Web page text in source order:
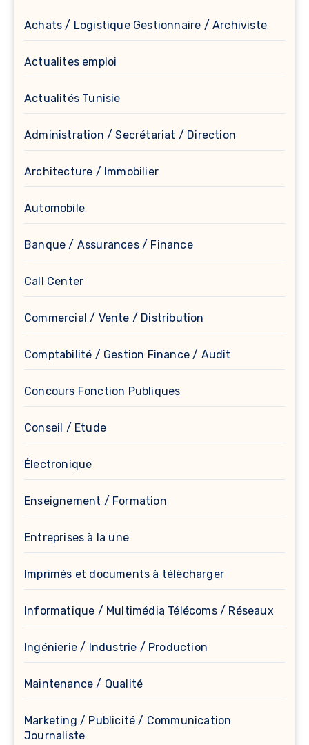
Achats / Logistique Gestionnaire / Archiviste
Actualites emploi
Actualités Tunisie
Administration / Secrétariat / Direction
Architecture / Immobilier
Automobile
Banque / Assurances / Finance
Call Center
Commercial / Vente / Distribution
Comptabilité / Gestion Finance / Audit
Concours Fonction Publiques
Conseil / Etude
Électronique
Enseignement / Formation
Entreprises à la une
Imprimés et documents à télècharger
Informatique / Multimédia Télécoms / Réseaux
Ingénierie / Industrie / Production
Maintenance / Qualité
Marketing / Publicité / Communication
Journaliste